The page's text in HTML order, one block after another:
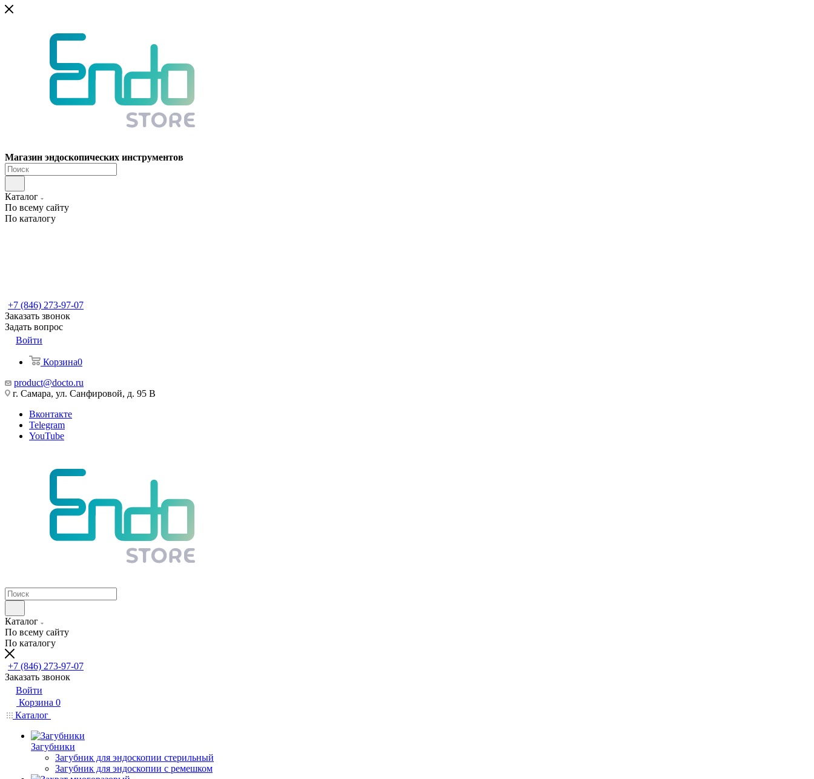
Магазин эндоскопических инструментов
Каталог
По всему сайту
По каталогу
+7 (846) 273-97-07
Заказать звонок
Задать вопрос
Войти
Корзина0
product@docto.ru
г. Самара, ул. Санфировой, д. 95 В
Вконтакте
Telegram
YouTube
Каталог
По всему сайту
По каталогу
+7 (846) 273-97-07
Заказать звонок
Войти
Корзина 0
Каталог
Загубники
Загубник для эндоскопии стерильный
Загубник для эндоскопии с ремешком